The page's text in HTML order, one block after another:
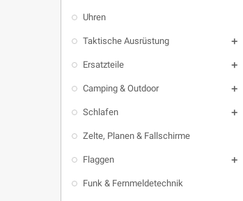
Uhren
Taktische Ausrüstung 
Ersatzteile 
Camping & Outdoor 
Schlafen 
Zelte, Planen & Fallschirme
Flaggen 
Funk & Fernmeldetechnik